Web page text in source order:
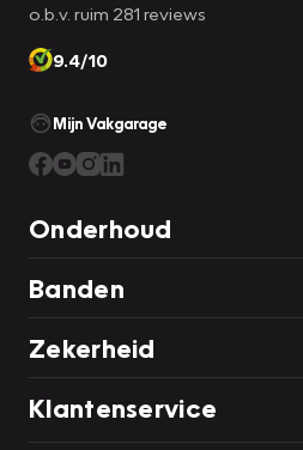
o.b.v. ruim 281 reviews
9.4/10
Mijn Vakgarage
Onderhoud
Banden
Zekerheid
Klantenservice